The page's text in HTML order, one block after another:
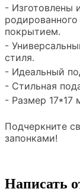
- Изготовлены
покрытием.
-
стиля.
- Идеальный
- Стильная
- Размер 17*17
Подчеркните
запонками!
Написать